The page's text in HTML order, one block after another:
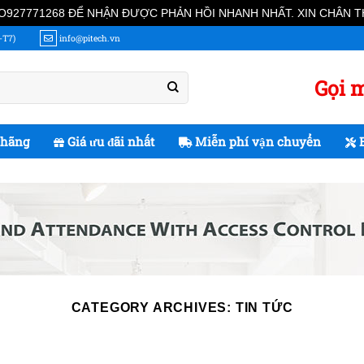
ĐỂ NHẬN ĐƯỢC PHẢN HỒI NHANH NHẤT. XIN CHÂN
T7) info@pitech.vn
Gọi
Giá ưu đãi nhất Miễn phí vận chuyển
CATEGORY ARCHIVES: TIN TỨC